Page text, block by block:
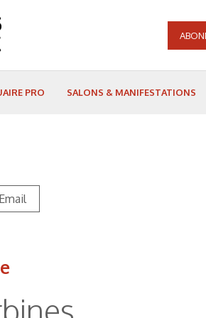
PRO SALONS & MANIFESTATIONS
Email